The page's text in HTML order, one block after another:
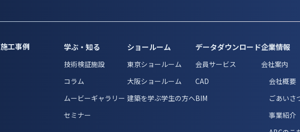
施工事例 学ぶ・知る
技術検証施設
コラム
ムービーギャラリー
セミナー
ショールーム
東京ショールーム
大阪ショールーム
建築を学ぶ学生の方へ
データダウンロード
会員サービス
CAD
BIM
企業情報
会社案内
会社概要
ごあいさ
事業紹介